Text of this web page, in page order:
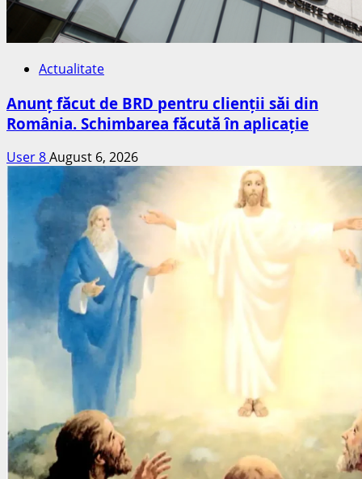
Actualitate
Anunț făcut de BRD pentru clienții săi din
România. Schimbarea făcută în aplicație
User 8August 6, 2026